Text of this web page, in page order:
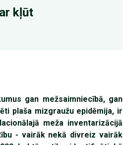
kļūt
gan mežsaimniecībā, gan
plaša mizgraužu epidēmija, ir
meža inventarizācijā
- vairāk nekā divreiz vairāk